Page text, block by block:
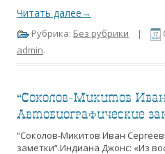
Читать далее→
Рубрика: Без рубрики |
admin.
“Соколов-Микитов Иван
Автобиографические
“Соколов-Микитов Иван
заметки“.Индиана Джонс: «Из